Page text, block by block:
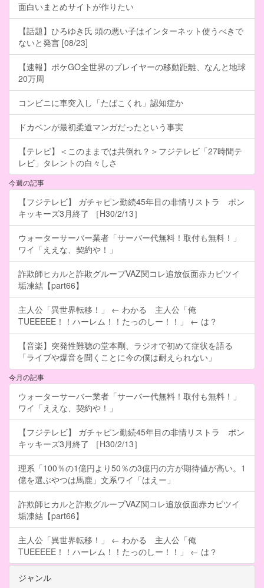
面白いまとめサイトが作りたい
【話題】ひろゆき氏 頭の悪い子はインターネット使うべきで
ないと発言 [08/23]
【速報】ポケGO全世界のプレイヤーの移動距離、なんと地球
20万周
コンビニに車突入し「たばこくれ」認知症か
ドカベンが最初柔道マンガだったという事実
【テレビ】＜このままでは共倒れ？＞フジテレビ「27時間テ
レビ」タレントの白々しさ
今週の記事
【フジテレビ】 ガチャピン勤続45年目の非情リストラ ポン
キッキーズ3月終了 ［H30/2/13］
ウォーターサーバー業者「サーバー代無料！取付も無料！」
ワイ「ええな、契約や！」
詐欺師ヒカルと詐欺グループVAZ関コレ追放仮面赤カビツイ
垢凍結【part66】
主人公「異世界転移！」 ← わかる 主人公「俺
TUEEEEE！！ハーレム！！たっのしー！！」 ← は？
【音楽】突発性難聴の堂本剛、ラジオで初めて症状を語る
「ライブや爆音を聞くことに今の僕は耐えられない」
今月の記事
ウォーターサーバー業者「サーバー代無料！取付も無料！」
ワイ「ええな、契約や！」
【フジテレビ】 ガチャピン勤続45年目の非情リストラ ポン
キッキーズ3月終了 ［H30/2/13］
理系「100％の1億円より50％の3億円の方が期待値が高い。1
億を選ぶやつは馬鹿」文系ワイ「はえー」
詐欺師ヒカルと詐欺グループVAZ関コレ追放仮面赤カビツイ
垢凍結【part66】
主人公「異世界転移！」 ← わかる 主人公「俺
TUEEEEE！！ハーレム！！たっのしー！！」 ← は？
ジャンル